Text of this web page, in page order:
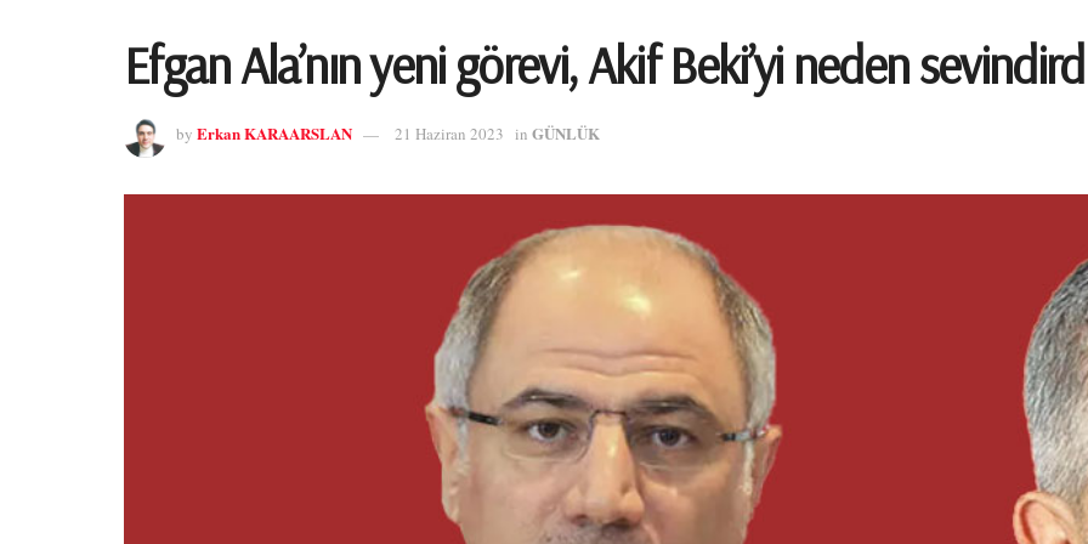
Efgan Ala’nın yeni görevi, Akif Beki’yi neden
by Erkan KARAARSLAN 21 Haziran 2023 in GÜNLÜK